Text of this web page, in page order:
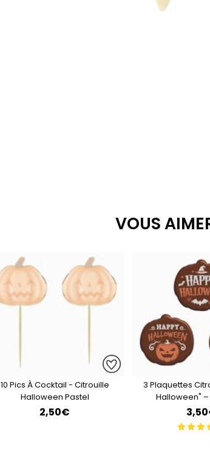
VOUS
10 Pics À Cocktail - Citrouille
Halloween Pastel
2,50€
3 Plaquettes
Halloween"